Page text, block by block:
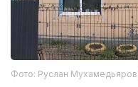
Фото: Руслан